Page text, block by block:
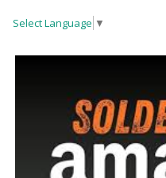
Select Language ▼